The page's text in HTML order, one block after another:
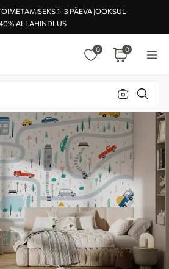
1–3 PÄEVA JOOKSUL
ALLAHINDLUS
0 0